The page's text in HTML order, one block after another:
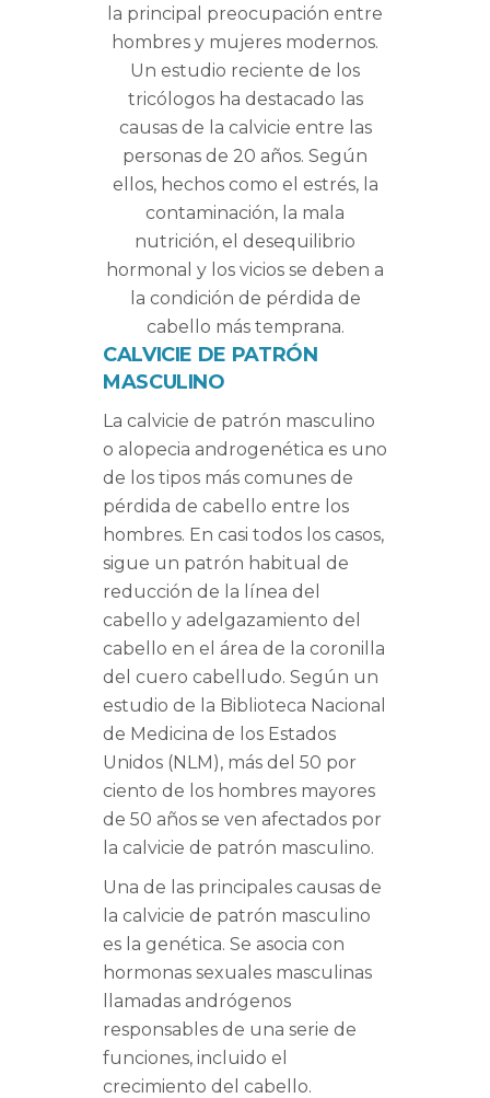
la principal preocupación entre
hombres y mujeres modernos.
Un estudio reciente de los
tricólogos ha destacado las
causas de la calvicie entre las
personas de 20 años. Según
ellos, hechos como el estrés, la
contaminación, la mala
nutrición, el desequilibrio
hormonal y los vicios se deben a
la condición de pérdida de
cabello más temprana.
CALVICIE DE PATRÓN
MASCULINO
La calvicie de patrón masculino
o alopecia androgenética es uno
de los tipos más comunes de
pérdida de cabello entre los
hombres. En casi todos los casos,
sigue un patrón habitual de
reducción de la línea del
cabello y adelgazamiento del
cabello en el área de la coronilla
del cuero cabelludo. Según un
estudio de la Biblioteca Nacional
de Medicina de los Estados
Unidos (NLM), más del 50 por
ciento de los hombres mayores
de 50 años se ven afectados por
la calvicie de patrón masculino.
Una de las principales causas de
la calvicie de patrón masculino
es la genética. Se asocia con
hormonas sexuales masculinas
llamadas andrógenos
responsables de una serie de
funciones, incluido el
crecimiento del cabello.